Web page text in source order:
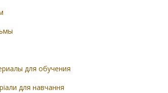
для обучения
для навчання